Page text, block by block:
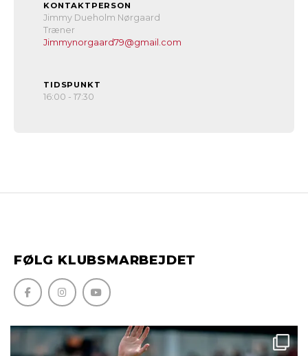
KONTAKTPERSON
Jimmy Dueholm Nørgaard
Træner
Jimmynorgaard79@gmail.com
TIDSPUNKT
16:00 - 17:30
FØLG KLUBSMARBEJDET